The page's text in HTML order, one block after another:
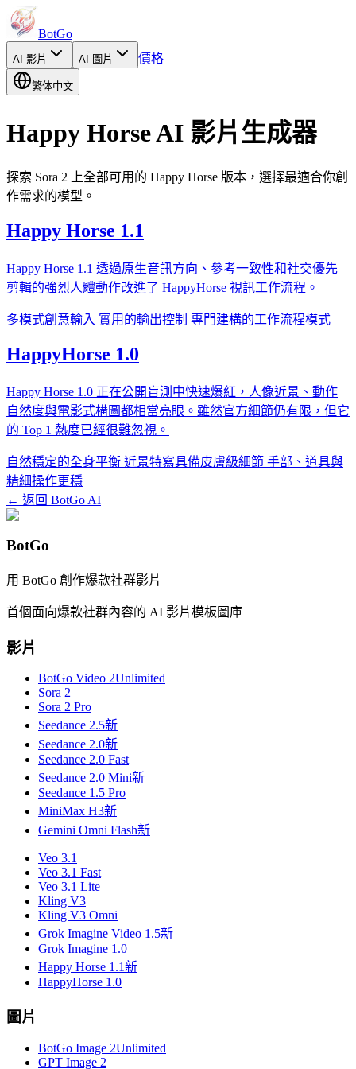
BotGo
AI 影片 AI 圖片 價格
繁体中文
Happy Horse AI 影片生成器
探索 Sora 2 上全部可用的 Happy Horse 版本，選擇最適合你創
作需求的模型。
Happy Horse 1.1
Happy Horse 1.1 透過原生音訊方向、參考一致性和社交優先
剪輯的強烈人體動作改進了 HappyHorse 視訊工作流程。
多模式創意輸入 實用的輸出控制 專門建構的工作流程模式
HappyHorse 1.0
Happy Horse 1.0 正在公開盲測中快速爆紅，人像近景、動作
自然度與電影式構圖都相當亮眼。雖然官方細節仍有限，但它
的 Top 1 熱度已經很難忽視。
自然穩定的全身平衡 近景特寫具備皮膚級細節 手部、道具與
精細操作更穩
← 返回 BotGo AI
BotGo
用 BotGo 創作爆款社群影片
首個面向爆款社群內容的 AI 影片模板圖庫
影片
BotGo Video 2Unlimited
Sora 2
Sora 2 Pro
Seedance 2.5新
Seedance 2.0新
Seedance 2.0 Fast
Seedance 2.0 Mini新
Seedance 1.5 Pro
MiniMax H3新
Gemini Omni Flash新
Veo 3.1
Veo 3.1 Fast
Veo 3.1 Lite
Kling V3
Kling V3 Omni
Grok Imagine Video 1.5新
Grok Imagine 1.0
Happy Horse 1.1新
HappyHorse 1.0
圖片
BotGo Image 2Unlimited
GPT Image 2